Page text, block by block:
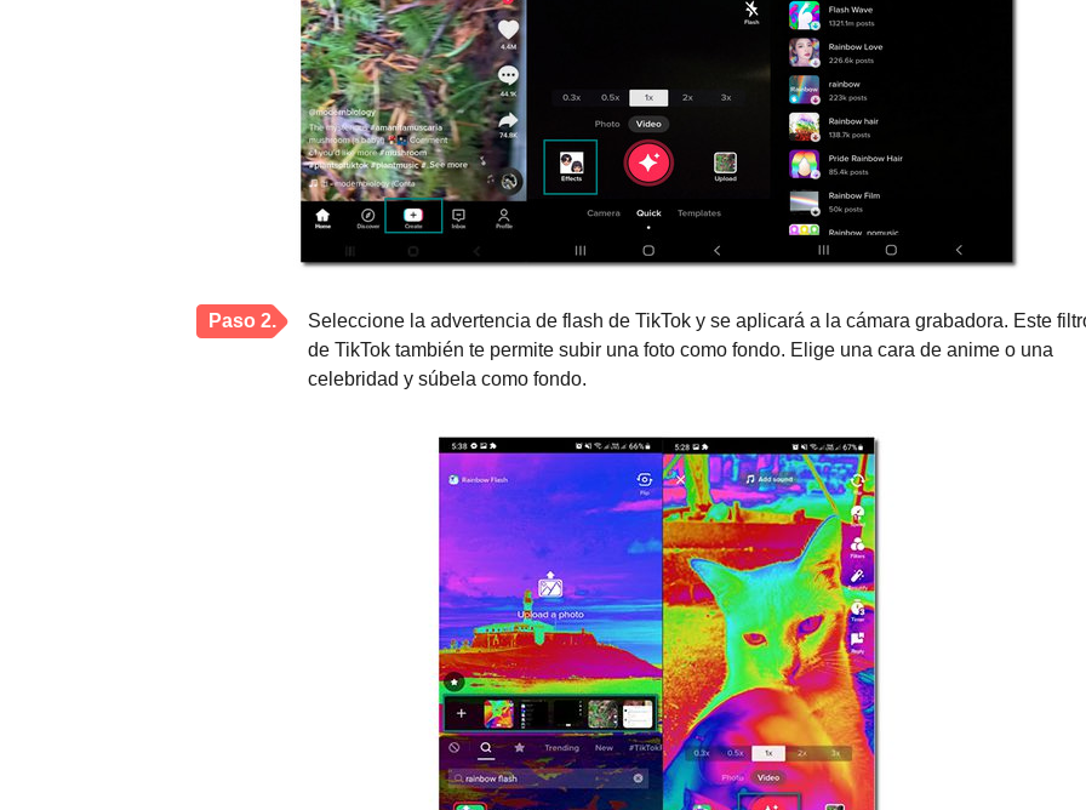
Paso 2.
Seleccione la advertencia de flash de TikTok y se aplicará a la cámara grabadora. Este
de TikTok también te permite subir una foto como fondo. Elige una cara de anime o una
celebridad y súbela como fondo.